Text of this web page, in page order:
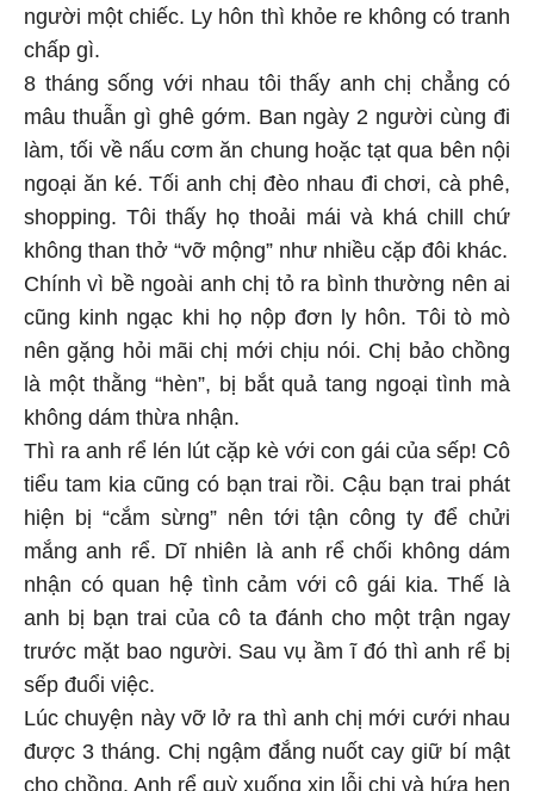
người một chiếc. Ly hôn thì khỏe re không có tranh
chấp gì.
8 tháng sống với nhau tôi thấy anh chị chẳng có
mâu thuẫn gì ghê gớm. Ban ngày 2 người cùng đi
làm, tối về nấu cơm ăn chung hoặc tạt qua bên nội
ngoại ăn ké. Tối anh chị đèo nhau đi chơi, cà phê,
shopping. Tôi thấy họ thoải mái và khá chill chứ
không than thở “vỡ mộng” như nhiều cặp đôi khác.
Chính vì bề ngoài anh chị tỏ ra bình thường nên ai
cũng kinh ngạc khi họ nộp đơn ly hôn. Tôi tò mò
nên gặng hỏi mãi chị mới chịu nói. Chị bảo chồng
là một thằng “hèn”, bị bắt quả tang ngoại tình mà
không dám thừa nhận.
Thì ra anh rể lén lút cặp kè với con gái của sếp! Cô
tiểu tam kia cũng có bạn trai rồi. Cậu bạn trai phát
hiện bị “cắm sừng” nên tới tận công ty để chửi
mắng anh rể. Dĩ nhiên là anh rể chối không dám
nhận có quan hệ tình cảm với cô gái kia. Thế là
anh bị bạn trai của cô ta đánh cho một trận ngay
trước mặt bao người. Sau vụ ầm ĩ đó thì anh rể bị
sếp đuổi việc.
Lúc chuyện này vỡ lở ra thì anh chị mới cưới nhau
được 3 tháng. Chị ngậm đắng nuốt cay giữ bí mật
cho chồng. Anh rể quỳ xuống xin lỗi chị và hứa hẹn